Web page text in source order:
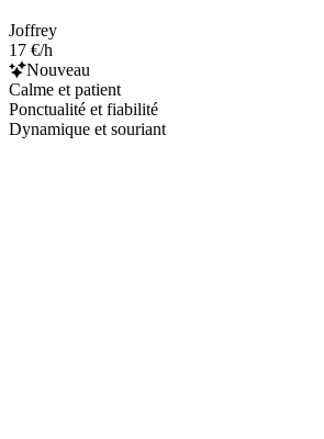
Joffrey
17 €/h
Nouveau
Calme et patient
Ponctualité et fiabilité
Dynamique et souriant